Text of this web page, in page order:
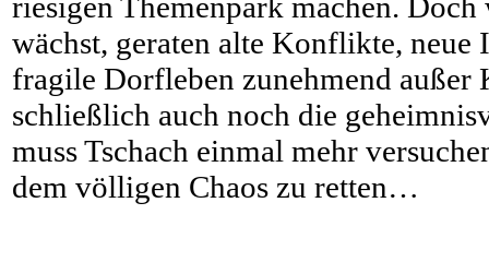
wächst, geraten alte Konflikte, neue
fragile Dorfleben zunehmend außer
schließlich auch noch die
muss Tschach einmal mehr
dem völligen Chaos zu retten…